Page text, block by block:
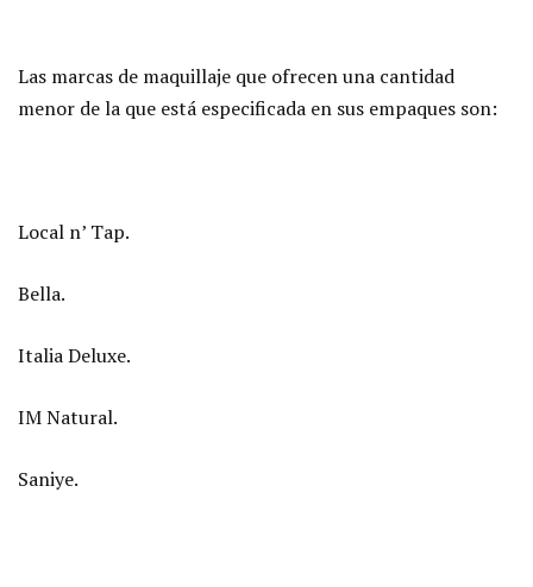
Las marcas de maquillaje que ofrecen una cantidad
menor de la que está especificada en sus empaques son:
Local n’ Tap.
Bella.
Italia Deluxe.
IM Natural.
Saniye.